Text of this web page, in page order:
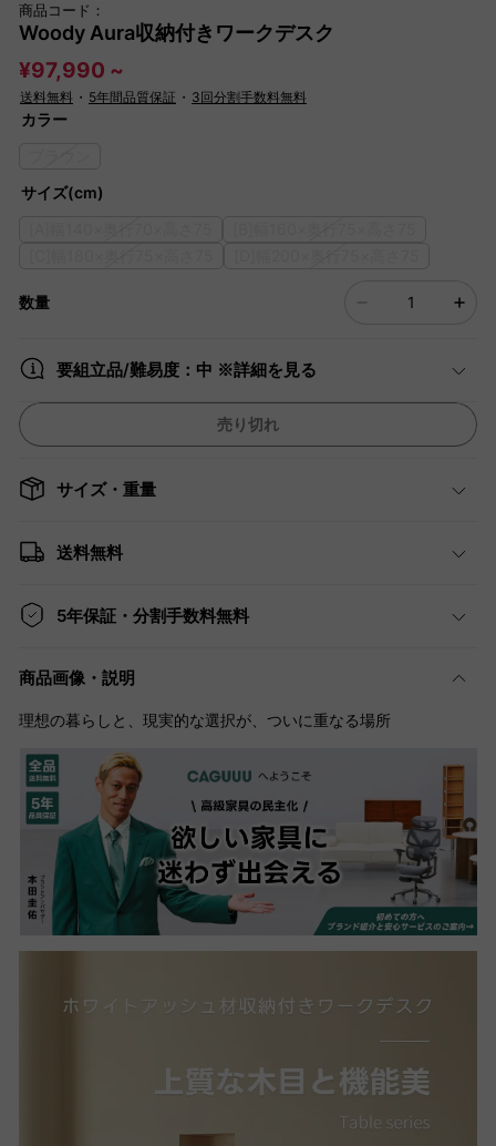
商品コード：
Woody Aura収納付きワークデスク
¥97,990 ~
送料無料 ・ 5年間品質保証 ・ 3回分割手数料無料
カラー
サイズ(cm)
数量
要組立品/難易度：中 ※詳細を見る
売り切れ
サイズ・重量
送料無料
5年保証・分割手数料無料
商品画像・説明
理想の暮らしと、現実的な選択が、ついに重なる場所